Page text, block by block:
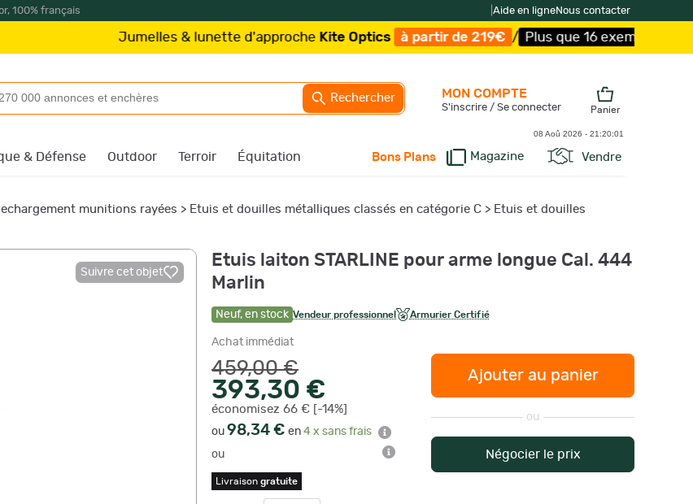
100% français Aide en ligneNous contacter
Jumelles & lunette d'approcheKite Optics à partir de 219€ / Plus que 16 exemplaires ! /Livraison
Rechercher
& Défense Outdoor Terroir Équitation Bons Plans Magazine Vendre
MON COMPTE
S'inscrire / Se connecter Panier
08 Aoû 2026 - 21:20:02
munitions rayées > Etuis et douilles métalliques classés en catégorie C > Etuis et douilles
Suivre cet objet
Etuis laiton STARLINE pour arme longue Cal. 444
Marlin
Neuf, en stock Vendeur professionnel Armurier Certifié
Achat immédiat
459,00 €
393,30 €
économisez 66 € [-14%]
ou 98,34 € en 4 x sans frais
ou
Livraison gratuite
Ajouter au panier
ou
Négocier le prix